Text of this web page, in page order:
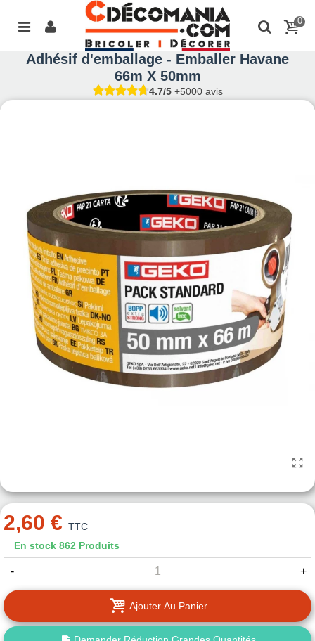
0
Adhésif d'emballage - Emballer Havane
66m X 50mm
4.7/5 +5000 avis
2,60 € TTC
En stock 862 Produits
- +
Ajouter Au Panier